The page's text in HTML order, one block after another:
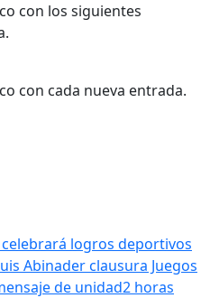
con los siguientes
con cada nueva entrada.
logros deportivos
Abinader clausura Juegos
de unidad2 horas